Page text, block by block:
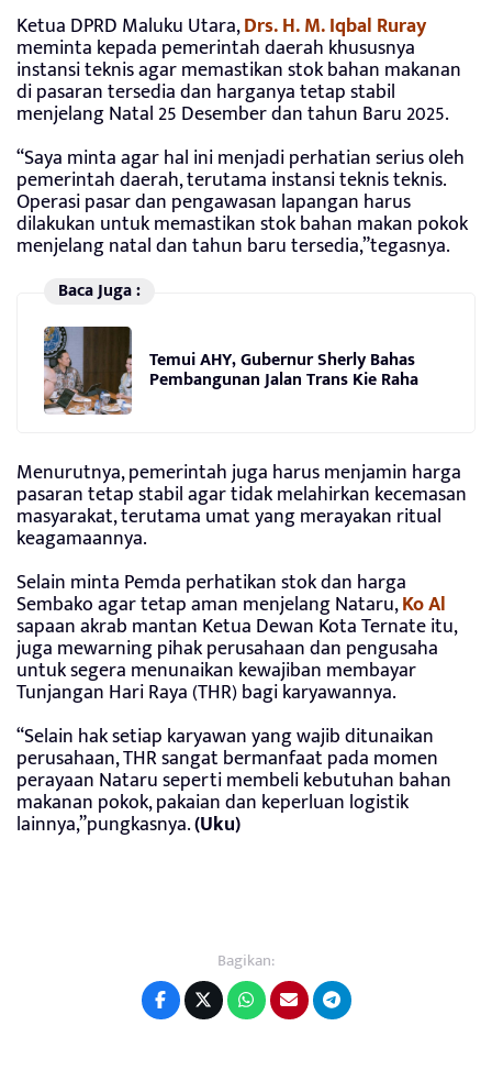
Ketua DPRD Maluku Utara,Drs. H. M. Iqbal Ruray
meminta kepada pemerintah daerah khususnya
instansi teknis agar memastikan stok bahan makanan
di pasaran tersedia dan harganya tetap stabil
menjelang Natal 25 Desember dan tahun Baru 2025.
“Saya minta agar hal ini menjadi perhatian serius oleh
pemerintah daerah, terutama instansi teknis teknis.
Operasi pasar dan pengawasan lapangan harus
dilakukan untuk memastikan stok bahan makan pokok
menjelang natal dan tahun baru tersedia,”tegasnya.
Baca Juga :
Temui AHY, Gubernur Sherly Bahas
Pembangunan Jalan Trans Kie Raha
Menurutnya, pemerintah juga harus menjamin harga
pasaran tetap stabil agar tidak melahirkan kecemasan
masyarakat, terutama umat yang merayakan ritual
keagamaannya.
Selain minta Pemda perhatikan stok dan harga
Sembako agar tetap aman menjelang Nataru,Ko Al
sapaan akrab mantan Ketua Dewan Kota Ternate itu,
juga mewarning pihak perusahaan dan pengusaha
untuk segera menunaikan kewajiban membayar
Tunjangan Hari Raya (THR) bagi karyawannya.
“Selain hak setiap karyawan yang wajib ditunaikan
perusahaan, THR sangat bermanfaat pada momen
perayaan Nataru seperti membeli kebutuhan bahan
makanan pokok, pakaian dan keperluan logistik
lainnya,”pungkasnya.(Uku)
Bagikan: